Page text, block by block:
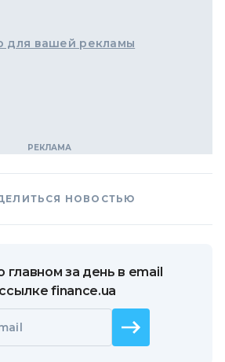
для вашей рекламы
НОВОСТЬЮ
главном за день в email
finance.ua